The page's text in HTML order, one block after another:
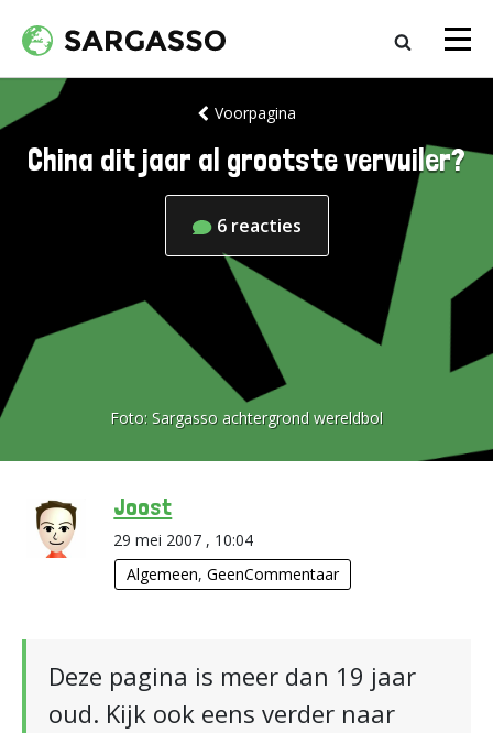
Voorpagina
China dit jaar al grootste vervuiler?
6 reacties
Foto: Sargasso achtergrond wereldbol
Joost
29 mei 2007 , 10:04
Algemeen,GeenCommentaar
Deze pagina is meer dan 19 jaar
oud. Kijk ook eens verder naar